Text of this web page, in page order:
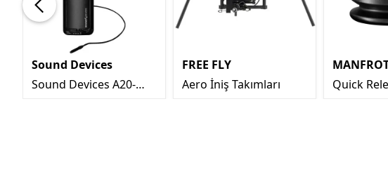
Sound Devices
Sound Devices A20-
FREE FLY
Aero İniş Takımları
Quick